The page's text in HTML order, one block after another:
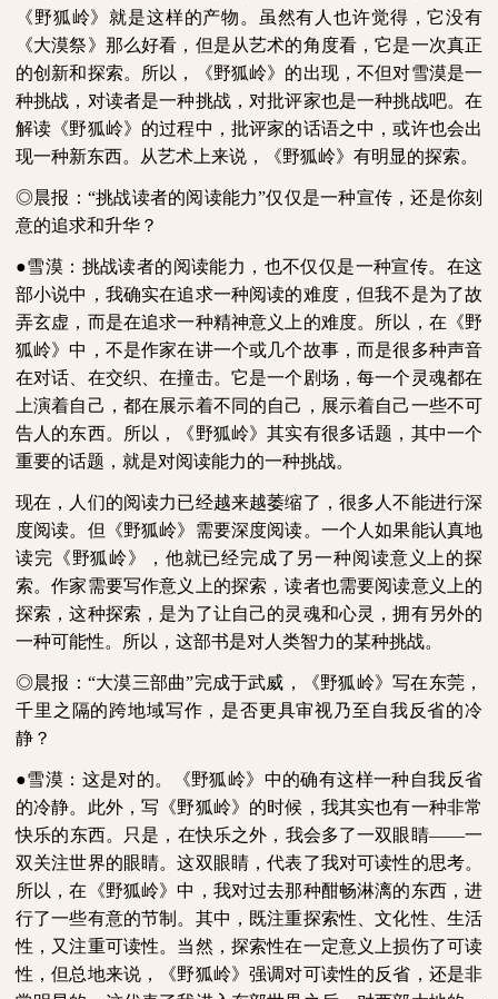
《野狐岭》就是这样的产物。虽然有人也许觉得，它没有
《大漠祭》那么好看，但是从艺术的角度看，它是一次真正
的创新和探索。所以，《野狐岭》的出现，不但对雪漠是一
种挑战，对读者是一种挑战，对批评家也是一种挑战吧。在
解读《野狐岭》的过程中，批评家的话语之中，或许也会出
现一种新东西。从艺术上来说，《野狐岭》有明显的探索。
◎晨报：“挑战读者的阅读能力”仅仅是一种宣传，还是你刻
意的追求和升华？
●雪漠：挑战读者的阅读能力，也不仅仅是一种宣传。在这
部小说中，我确实在追求一种阅读的难度，但我不是为了故
弄玄虚，而是在追求一种精神意义上的难度。所以，在《野
狐岭》中，不是作家在讲一个或几个故事，而是很多种声音
在对话、在交织、在撞击。它是一个剧场，每一个灵魂都在
上演着自己，都在展示着不同的自己，展示着自己一些不可
告人的东西。所以，《野狐岭》其实有很多话题，其中一个
重要的话题，就是对阅读能力的一种挑战。
现在，人们的阅读力已经越来越萎缩了，很多人不能进行深
度阅读。但《野狐岭》需要深度阅读。一个人如果能认真地
读完《野狐岭》，他就已经完成了另一种阅读意义上的探
索。作家需要写作意义上的探索，读者也需要阅读意义上的
探索，这种探索，是为了让自己的灵魂和心灵，拥有另外的
一种可能性。所以，这部书是对人类智力的某种挑战。
◎晨报：“大漠三部曲”完成于武威，《野狐岭》写在东莞，
千里之隔的跨地域写作，是否更具审视乃至自我反省的冷
静？
●雪漠：这是对的。《野狐岭》中的确有这样一种自我反省
的冷静。此外，写《野狐岭》的时候，我其实也有一种非常
快乐的东西。只是，在快乐之外，我会多了一双眼睛——一
双关注世界的眼睛。这双眼睛，代表了我对可读性的思考。
所以，在《野狐岭》中，我对过去那种酣畅淋漓的东西，进
行了一些有意的节制。其中，既注重探索性、文化性、生活
性，又注重可读性。当然，探索性在一定意义上损伤了可读
性，但总地来说，《野狐岭》强调对可读性的反省，还是非